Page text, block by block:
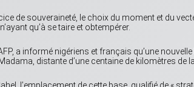
de souveraineté, le choix du moment et du
qu’à se taire et obtempérer.
a informé nigériens et français qu’une
distante d’une centaine de kilomètres de